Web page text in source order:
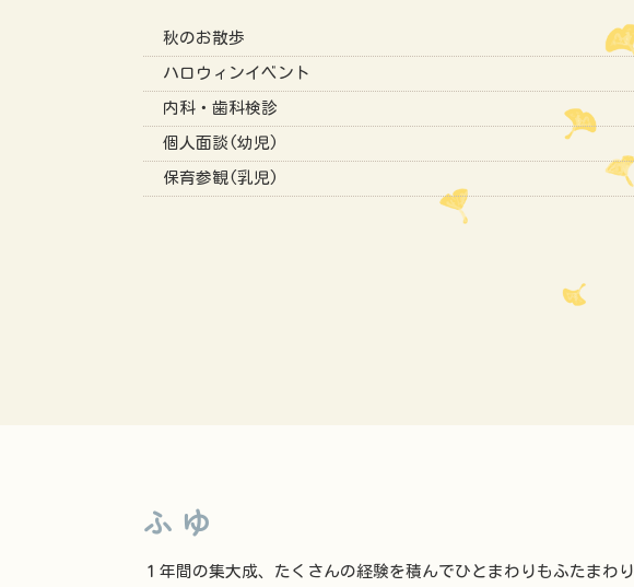
秋のお散歩
ハロウィンイベント
内科・歯科検診
個人面談(幼児)
保育参観(乳児)
ふゆ
１年間の集大成、たくさんの経験を積んでひとまわりもふたまわり